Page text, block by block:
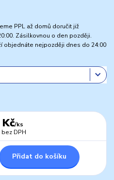
PPL až domů doručit již
Zásilkovnou o den později.
objednáte nejpozději dnes do 24:00
/ks
bez DPH
Přidat do košíku